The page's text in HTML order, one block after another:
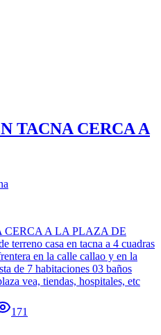
TACNA CERCA A
CERCA A LA PLAZA DE
terreno casa en tacna a 4 cuadras
en la calle callao y en la
de 7 habitaciones 03 baños
vea, tiendas, hospitales, etc
171